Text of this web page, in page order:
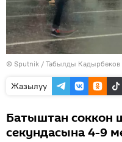
© Sputnik / Табылды Кадырбеков
Жазылуу
Батыштан
секундасына 4-9